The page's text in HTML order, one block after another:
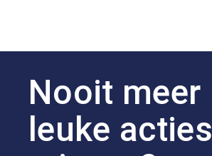
Nooit meer
leuke acties